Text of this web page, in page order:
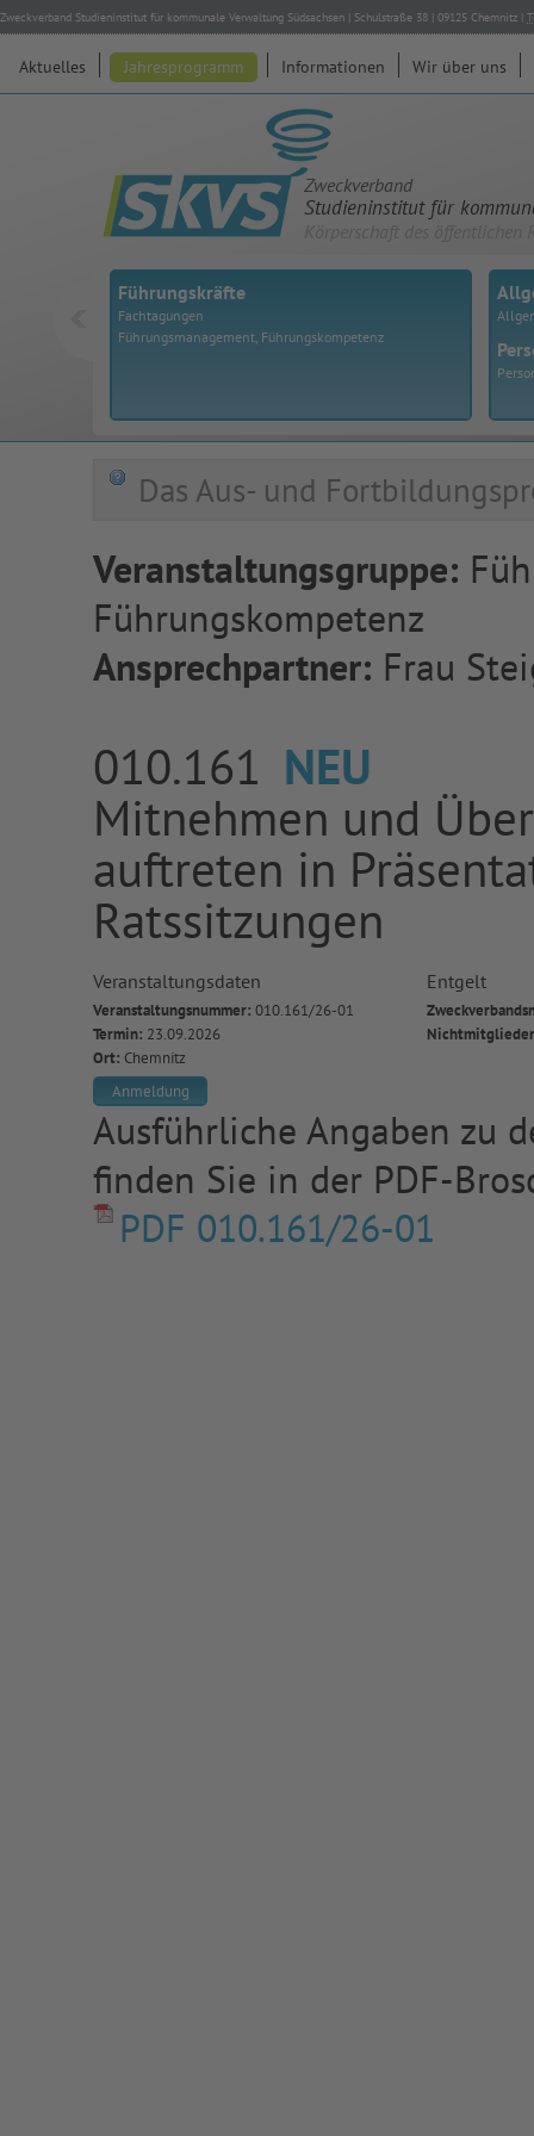
Zweckverband Studieninstitut für kommunale Verwaltung Südsachsen | Schulstraße 38 | 09125 Chemnitz |
Aktuelles Jahresprogramm Informationen Wir über uns
Zweckverband
Studieninstitut für
Körperschaft des öffentlichen
Führungskräfte
Fachtagungen
Führungsmanagement, Führungskompetenz
Das Aus- und
Veranstaltungsgruppe:
Führungskompetenz
Ansprechpartner: Frau
010.161 NEU
Mitnehmen und
auftreten in
Ratssitzungen
Veranstaltungsdaten
Veranstaltungsnummer: 010.161/26-01
Termin: 23.09.2026
Ort: Chemnitz
Anmeldung
Entgelt
Ausführliche Angaben zu
finden Sie in der PDF-
PDF 010.161/26-01